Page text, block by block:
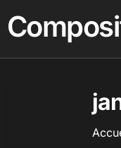
au
contenu